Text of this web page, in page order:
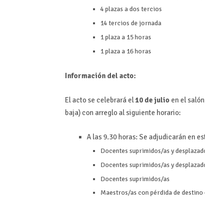
4 plazas a dos tercios
14 tercios de jornada
1 plaza a 15 horas
1 plaza a 16 horas
Información del acto:
El acto se celebrará el10 de julio en el
baja) con arreglo al siguiente horario:
A las 9.30 horas: Se adjudicarán en
Docentes suprimidos/as y
Docentes suprimidos/as y
Docentes suprimidos/as
Maestros/as con pérdida de